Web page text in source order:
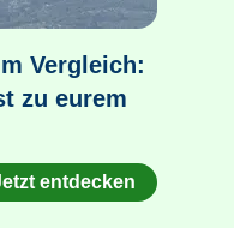
Vergleich:
zu eurem
entdecken